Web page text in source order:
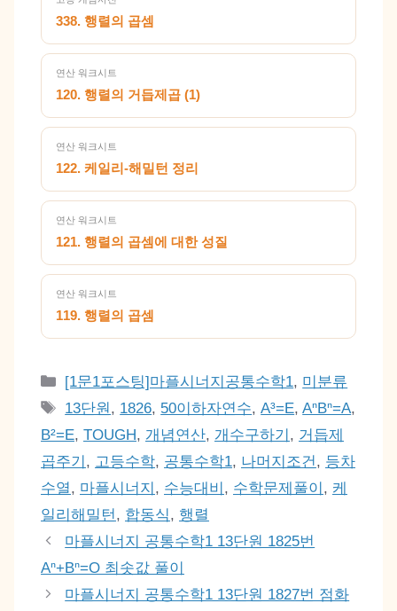
338. 행렬의 곱셈
연산 워크시트
120. 행렬의 거듭제곱 (1)
연산 워크시트
122. 케일리-해밀턴 정리
연산 워크시트
121. 행렬의 곱셈에 대한 성질
연산 워크시트
119. 행렬의 곱셈
카
테
리
[1문1포스팅]마플시너지공통수학1, 미분류
태
그
13단원 , 1826, 50이하자연수,A³=E,AⁿBⁿ=A,
B²=E, TOUGH, 개념연산, 개수구하기 , 거듭제
곱주기 , 고등수학, 공통수학1, 나머지조건 , 등차
수열, 마플시너지 , 수능대비 , 수학문제풀이 , 케
일리해밀턴 , 합동식, 행렬
마플시너지 공통수학1 13단원 1825번
Aⁿ+Bⁿ=O 최솟값 풀이
마플시너지 공통수학1 13단원 1827번 점화